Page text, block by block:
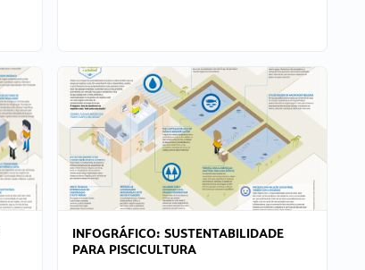
INFOGRÁFICO: SUSTENTABILIDADE
PARA PISCICULTURA